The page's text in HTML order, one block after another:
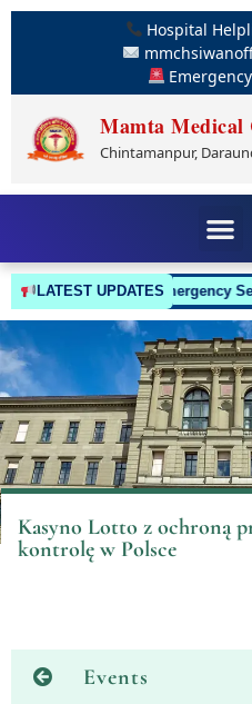
Hospital
Mamta Medical
Chintamanpur,
LATEST UPDATES
24/7 Emergency Services
Kasyno Lotto z ochroną
kontrolę w Polsce
Events